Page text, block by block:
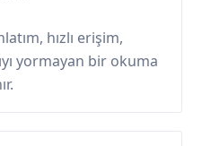
hızlı erişim,
yormayan bir okuma